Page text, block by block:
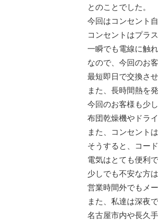
とのことでした。
今回はコンセント
コンセントはプラ
一瞬でも電線に触
なので、今回のお
最短即日で交換さ
また、長時間熱を
今回のお客様も少
布団乾燥機やドラ
また、コンセント
そうすると、コー
電気はとても便利
少しでも不安な方
営業時間外でもメ
また、私達は深夜
名古屋市内や長久